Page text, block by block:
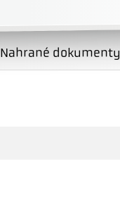
Nahrané dokumenty